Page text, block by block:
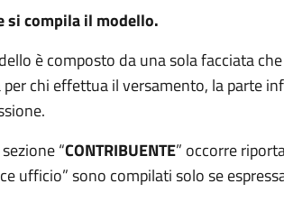
si compila il modello.
è composto da una sola facciata
per chi effettua il versamento, la parte
“CONTRIBUENTE” occorre
ufficio” sono compilati solo se